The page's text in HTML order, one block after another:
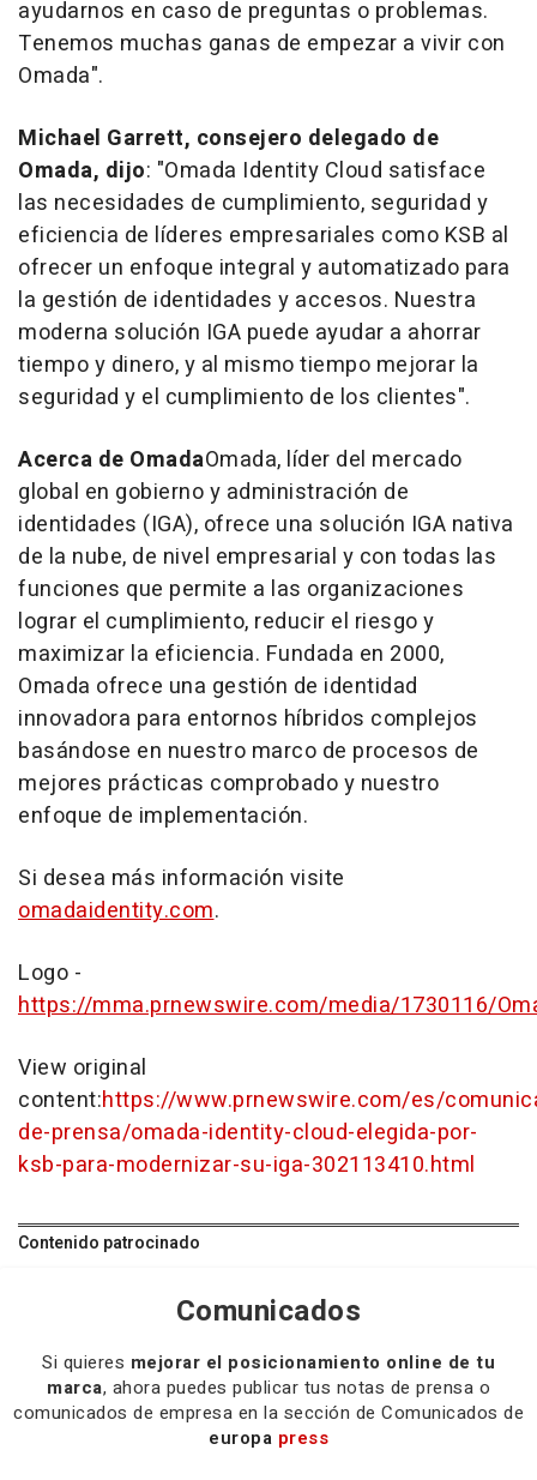
ayudarnos en caso de preguntas o problemas.
Tenemos muchas ganas de empezar a vivir con
Omada".
Michael Garrett, consejero delegado de
Omada, dijo: "Omada Identity Cloud satisface
las necesidades de cumplimiento, seguridad y
eficiencia de líderes empresariales como KSB al
ofrecer un enfoque integral y automatizado para
la gestión de identidades y accesos. Nuestra
moderna solución IGA puede ayudar a ahorrar
tiempo y dinero, y al mismo tiempo mejorar la
seguridad y el cumplimiento de los clientes".
Acerca de OmadaOmada, líder del mercado
global en gobierno y administración de
identidades (IGA), ofrece una solución IGA nativa
de la nube, de nivel empresarial y con todas las
funciones que permite a las organizaciones
lograr el cumplimiento, reducir el riesgo y
maximizar la eficiencia. Fundada en 2000,
Omada ofrece una gestión de identidad
innovadora para entornos híbridos complejos
basándose en nuestro marco de procesos de
mejores prácticas comprobado y nuestro
enfoque de implementación.
Si desea más información visite
omadaidentity.com.
Logo -
https://mma.prnewswire.com/media/1730116/
View original
content:https://www.prnewswire.com/es/
de-prensa/omada-identity-cloud-elegida-por-
ksb-para-modernizar-su-iga-302113410.html
Contenido patrocinado
Comunicados
Si quieres mejorar el posicionamiento online de tu
marca, ahora puedes publicar tus notas de prensa o
comunicados de empresa en la sección de Comunicados de
europa press